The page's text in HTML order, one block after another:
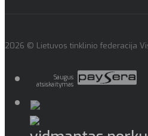
2026 © Lietuvos tinklinio federacija
Saugus
atsiskaitymas